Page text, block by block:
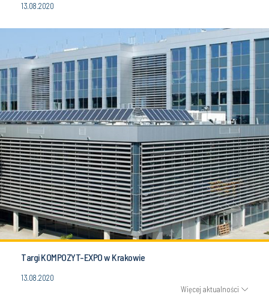
13.08.2020
Targi KOMPOZYT-EXPO w Krakowie
13.08.2020
Więcej aktualności